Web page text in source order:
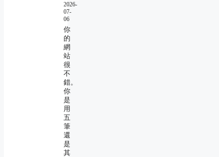
2026-
07-
06
你
的
網
站
很
不
錯。
你
是
用
五
筆
還
是
其